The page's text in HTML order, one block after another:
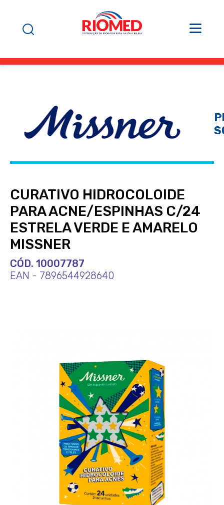
CURATIVO HIDROCOLOIDE
PARA ACNE/ESPINHAS C/24
ESTRELA VERDE E AMARELO
MISSNER
CÓD. 10007787
EAN - 7896544928640